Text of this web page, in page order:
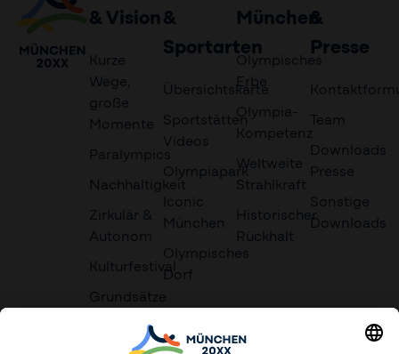
& Vision
Kurze
Wege,
große
Momente
Paralympics
Nachhaltigkeit
Zirkulär &
Autonom
Kulturfestival
Grundsätze
Bewerbung
&
Sportarten
Übersichtskarte
Sportstätten
Videos
Olympiapark
Iconic
München
Olympisches
Dorf
München
Olympisches
Erbe
Olympia-
Kompetenz
Weltweite
Strahlkraft
Historischer
Rückhalt
&
Presse
Team
Downloads
Presse
Sonstige
Downloads